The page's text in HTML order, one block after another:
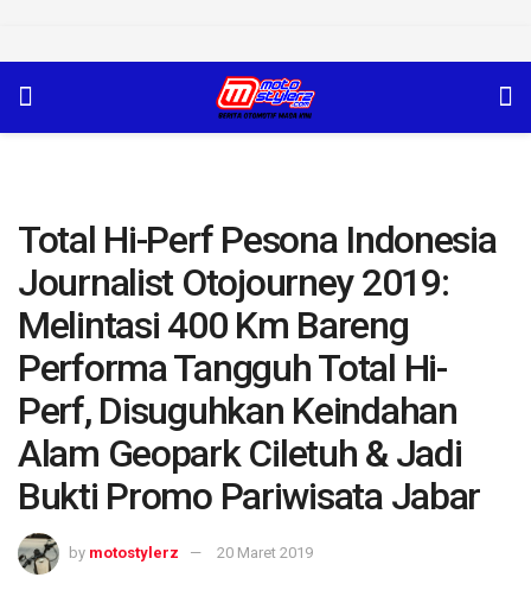
Total Hi-Perf Pesona Indonesia
Journalist Otojourney 2019:
Melintasi 400 Km Bareng
Performa Tangguh Total Hi-
Perf, Disuguhkan Keindahan
Alam Geopark Ciletuh & Jadi
Bukti Promo Pariwisata Jabar
by motostylerz 20 Maret 2019